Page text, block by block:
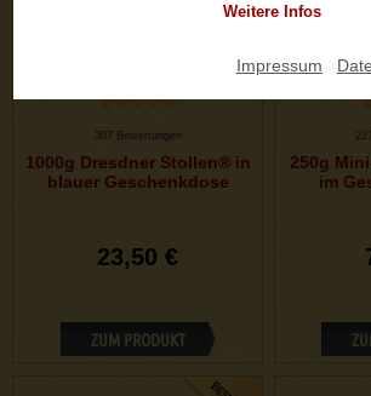
Weitere Infos
Impressum
307 Bewertungen
1000g Dresdner Stollen® in
blauer Geschenkdose
23,50 €
ZUM PRODUKT
250g
im